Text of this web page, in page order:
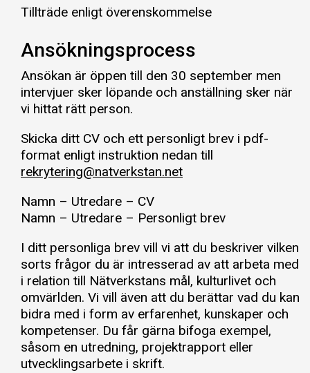
Tillträde enligt överenskommelse
Ansökningsprocess
Ansökan är öppen till den 30 september men
intervjuer sker löpande och anställning sker när
vi hittat rätt person.
Skicka ditt CV och ett personligt brev i pdf-
format enligt instruktion nedan till
rekrytering@natverkstan.net
Namn – Utredare – CV
Namn – Utredare – Personligt brev
I ditt personliga brev vill vi att du beskriver vilken
sorts frågor du är intresserad av att arbeta med
i relation till Nätverkstans mål, kulturlivet och
omvärlden. Vi vill även att du berättar vad du kan
bidra med i form av erfarenhet, kunskaper och
kompetenser. Du får gärna bifoga exempel,
såsom en utredning, projektrapport eller
utvecklingsarbete i skrift.